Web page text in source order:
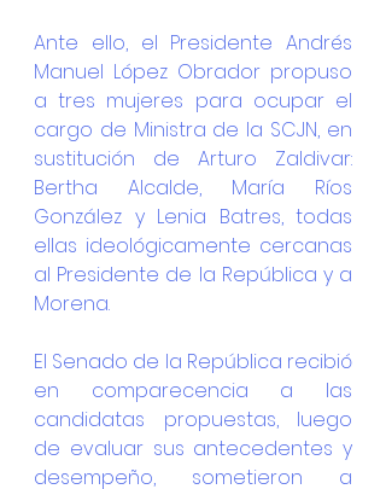
Ante ello, el Presidente Andrés
Manuel López Obrador propuso
a tres mujeres para ocupar el
cargo de Ministra de la SCJN, en
sustitución de Arturo Zaldivar:
Bertha Alcalde, María Ríos
González y Lenia Batres, todas
ellas ideológicamente cercanas
al Presidente de la República y a
Morena.
El Senado de la República recibió
en comparecencia a las
candidatas propuestas, luego
de evaluar sus antecedentes y
desempeño, sometieron a